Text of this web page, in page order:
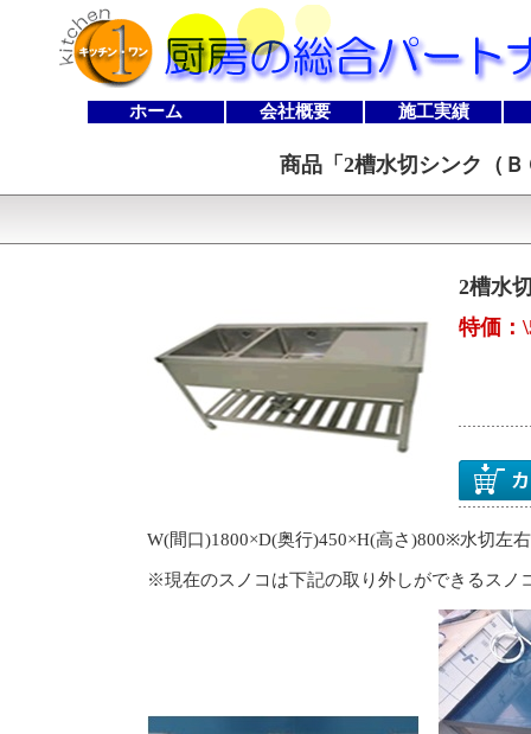
ホーム 会社概要 施工実績
商品「 2槽水切シンク（Ｂ
2槽水
特価
W(間口)1800×D(奥行)450×H(高さ)800※水切左
※現在のスノコは下記の取り外しができるスノ